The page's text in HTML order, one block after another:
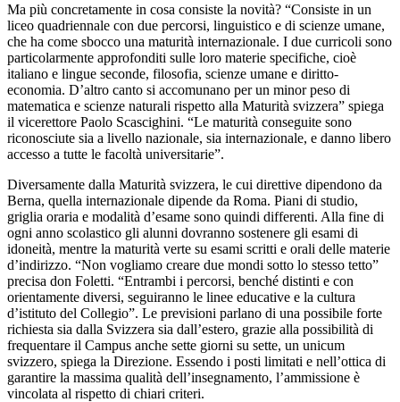
Ma più concretamente in cosa consiste la novità? “Consiste in un
liceo quadriennale con due percorsi, linguistico e di scienze umane,
che ha come sbocco una maturità internazionale. I due curricoli sono
particolarmente approfonditi sulle loro materie specifiche, cioè
italiano e lingue seconde, filosofia, scienze umane e diritto-
economia. D’altro canto si accomunano per un minor peso di
matematica e scienze naturali rispetto alla Maturità svizzera” spiega
il vicerettore Paolo Scascighini. “Le maturità conseguite sono
riconosciute sia a livello nazionale, sia internazionale, e danno libero
accesso a tutte le facoltà universitarie”.
Diversamente dalla Maturità svizzera, le cui direttive dipendono da
Berna, quella internazionale dipende da Roma. Piani di studio,
griglia oraria e modalità d’esame sono quindi differenti. Alla fine di
ogni anno scolastico gli alunni dovranno sostenere gli esami di
idoneità, mentre la maturità verte su esami scritti e orali delle materie
d’indirizzo. “Non vogliamo creare due mondi sotto lo stesso tetto”
precisa don Foletti. “Entrambi i percorsi, benché distinti e con
orientamente diversi, seguiranno le linee educative e la cultura
d’istituto del Collegio”. Le previsioni parlano di una possibile forte
richiesta sia dalla Svizzera sia dall’estero, grazie alla possibilità di
frequentare il Campus anche sette giorni su sette, un unicum
svizzero, spiega la Direzione. Essendo i posti limitati e nell’ottica di
garantire la massima qualità dell’insegnamento, l’ammissione è
vincolata al rispetto di chiari criteri.